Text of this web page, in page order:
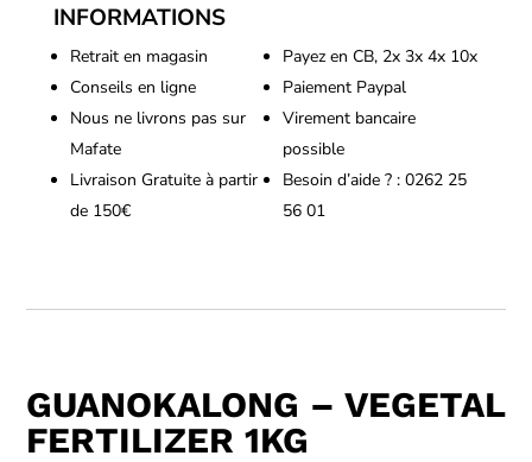
INFORMATIONS
Retrait en magasin
Conseils en ligne
Nous ne livrons pas sur
Mafate
Livraison Gratuite à partir
de 150€
Payez en CB, 2x 3x 4x 10x
Paiement Paypal
Virement bancaire
possible
Besoin d’aide ? : 0262 25
56 01
GUANOKALONG – VEGETAL
FERTILIZER 1KG